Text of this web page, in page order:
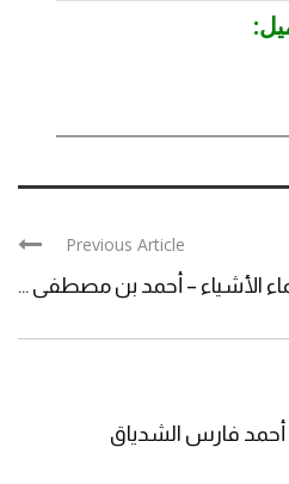
Previous Article
الأشياء – أحمد بن مصطفى ...
فارس الشدياق